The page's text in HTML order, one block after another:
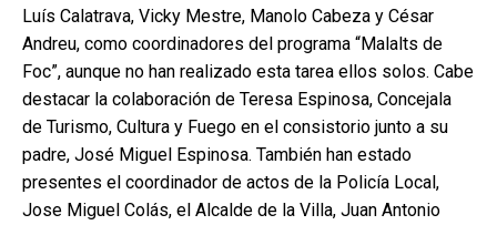
Luís Calatrava, Vicky Mestre, Manolo Cabeza y César
Andreu, como coordinadores del programa “Malalts de
Foc”, aunque no han realizado esta tarea ellos solos. Cabe
destacar la colaboración de Teresa Espinosa, Concejala
de Turismo, Cultura y Fuego en el consistorio junto a su
padre, José Miguel Espinosa. También han estado
presentes el coordinador de actos de la Policía Local,
Jose Miguel Colás, el Alcalde de la Villa, Juan Antonio